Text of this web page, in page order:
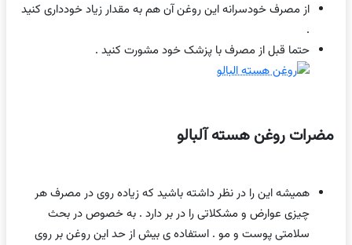
از مصرف خودسرانه این روغن آن هم به مقدار زیاد خودداری کنید
.
حتما قبل از مصرف با پزشک خود مشورت کنید .
مضرات روغن هسته آلبالو
همیشه این را در نظر داشته باشید که زیاده روی در مصرف هر
چیزی عوارض و مشکلاتی را در بر دارد . به خصوص در بحث
سلامتی پوست و مو . استفاده ی بیش از حد این روغن بر روی